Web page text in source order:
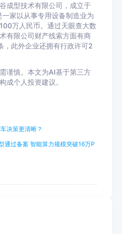
成型技术有限公司，成立于
家以从事专用设备制造业为
万人民币。通过天眼查大数
有限公司财产线索方面有商
，此外企业还拥有行政许可2
谨慎。本文为AI基于第三方
成个人投资建议。
决策更清晰？
通过备案 智能算力规模突破16万P